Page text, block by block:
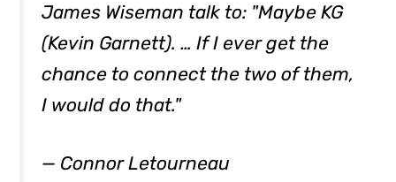
James Wiseman talk to: "Maybe KG
(Kevin Garnett). … If I ever get the
chance to connect the two of them,
I would do that."
— Connor Letourneau